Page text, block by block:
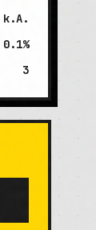
k.A.
0.1%
3